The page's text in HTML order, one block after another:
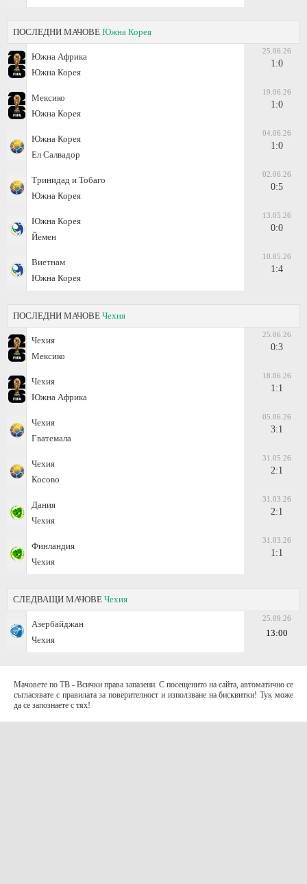
ПОСЛЕДНИ МАЧОВЕ Южна Корея
Южна Африка
Южна Корея
25.06.26
1:0
Мексико
Южна Корея
19.06.26
1:0
Южна Корея
Ел Салвадор
04.06.26
1:0
Тринидад и Тобаго
Южна Корея
02.06.26
0:5
Южна Корея
Йемен
13.05.26
0:0
Виетнам
Южна Корея
10.05.26
1:4
ПОСЛЕДНИ МАЧОВЕ Чехия
Чехия
Мексико
25.06.26
0:3
Чехия
Южна Африка
18.06.26
1:1
Чехия
Гватемала
05.06.26
3:1
Чехия
Косово
31.05.26
2:1
Дания
Чехия
31.03.26
2:1
Финландия
Чехия
31.03.26
1:1
СЛЕДВАЩИ МАЧОВЕ Чехия
Азербайджан
Чехия
25.09.26
13:00
Мачовете по ТВ - Всички права запазени. С посещенито на сайта, автоматично се
съгласявате с правилата за поверителност и използване на бисквитки! Тук може
да се запознаете с тях!